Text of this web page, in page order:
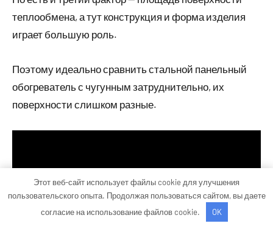
теплообмена, а тут конструкция и форма изделия
играет большую роль.
Поэтому идеально сравнить стальной панельный
обогреватель с чугунным затруднительно, их
поверхности слишком разные.
Этот веб-сайт использует файлы cookie для улучшения
пользовательского опыта. Продолжая пользоваться сайтом, вы даете
согласие на использование файлов cookie.
OK